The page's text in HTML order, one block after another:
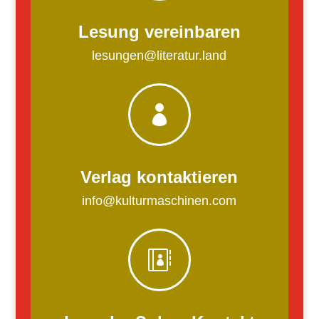
Lesung vereinbaren
lesungen@literatur.land

Verlag kontaktieren
info@kulturmaschinen.com
